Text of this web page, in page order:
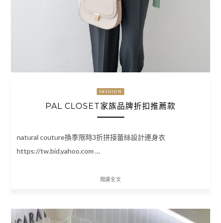
FASHION
PAL CLOSET家族品牌折扣推薦款
natural couture換季限時3折拼接蕾絲設計連身衣
https://tw.bid.yahoo.com …
閱讀全文